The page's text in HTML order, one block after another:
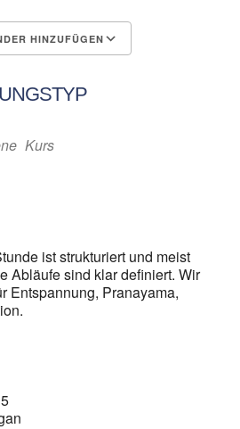
HINZUFÜGEN
Kurs
ist strukturiert und meist
Abläufe sind klar definiert. Wir
Entspannung, Pranayama,